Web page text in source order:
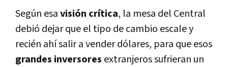
Según esavisión crí­tica, la mesa del Central
debió dejar que el tipo de cambio escale y
recién ahí­ salir a vender dólares, para que esos
grandes inversores extranjeros sufrieran un